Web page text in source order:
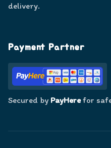
delivery.
Payment Partner
Secured by PayHerefor